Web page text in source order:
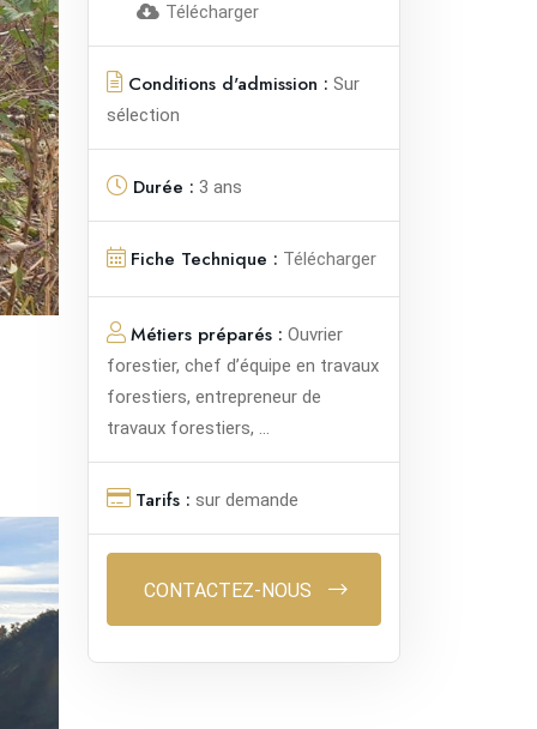
Télécharger
Conditions d'admission : Sur
sélection
Durée : 3 ans
Fiche Technique : Télécharger
Métiers préparés : Ouvrier
forestier, chef d’équipe en travaux
forestiers, entrepreneur de
travaux forestiers, ...
Tarifs : sur demande
CONTACTEZ-NOUS